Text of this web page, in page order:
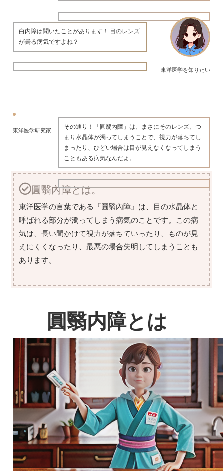
東洋医学を知りたい
白内障は聞いたことがあります！ 目のレンズ
が曇る病気ですよね？
東洋医学研究家
その通り！「圓翳內障」は、まさにそのレンズ、つ
まり水晶体が濁ってしまうことで、視力が落ちてし
まったり、ひどい場合は目が見えなくなってしまう
こともある病気なんだよ。
圓翳內障とは。
東洋医学の言葉である『圓翳內障』は、目の水晶体と
呼ばれる部分が濁ってしまう病気のことです。この病
気は、長い間かけて視力が落ちていったり、ものが見
えにくくなったり、最悪の場合失明してしまうことも
あります。
圓翳内障とは